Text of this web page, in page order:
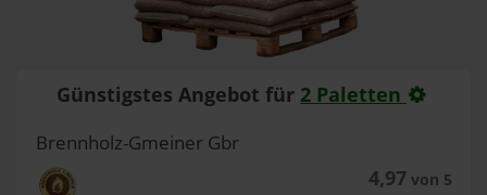
Günstigstes Angebot für 2 Paletten
Brennholz-Gmeiner Gbr
4,97von 5